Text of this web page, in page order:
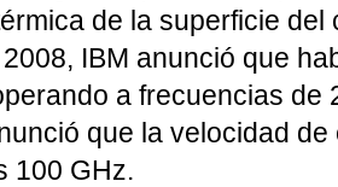
de la superficie
IBM anunció que
a frecuencias de
que la velocidad
100 GHz.